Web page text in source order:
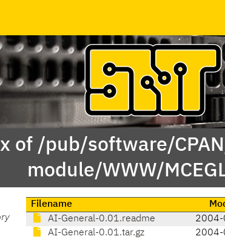
of /pub/software/
module/WWW/
Filename
AI-General-0.01.readme
2004-
AI-General-0.01.tar.gz
2004-